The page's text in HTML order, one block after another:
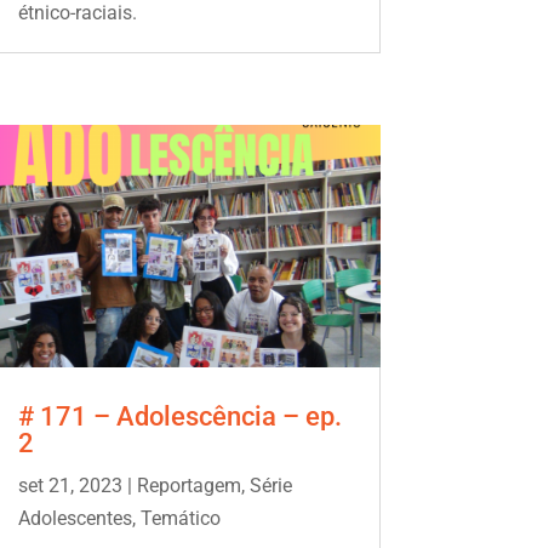
étnico-raciais.
# 171 – Adolescência – ep.
2
set 21, 2023 | Reportagem, Série
Adolescentes, Temático